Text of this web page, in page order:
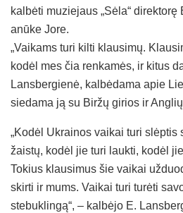
kalbėti muziejaus „Sėla“
anūke Jore.
„Vaikams turi kilti klausimų.
kodėl mes čia renkamės, ir kitus
Lansbergienė, kalbėdama apie
siedama ją su Biržų girios ir
„Kodėl Ukrainos vaikai turi slėptis
žaistų, kodėl jie turi laukti, kodėl
Tokius klausimus šie vaikai
skirti ir mums. Vaikai turi turėti
stebuklingą“, – kalbėjo E.